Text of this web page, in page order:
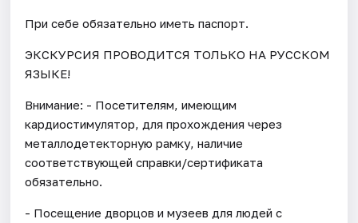
При себе обязательно иметь паспорт.
ЭКСКУРСИЯ ПРОВОДИТСЯ ТОЛЬКО НА РУССКОМ
ЯЗЫКЕ!
Внимание: - Посетителям, имеющим
кардиостимулятор, для прохождения через
металлодетекторную рамку, наличие
соответствующей справки/сертификата
обязательно.
- Посещение дворцов и музеев для людей с